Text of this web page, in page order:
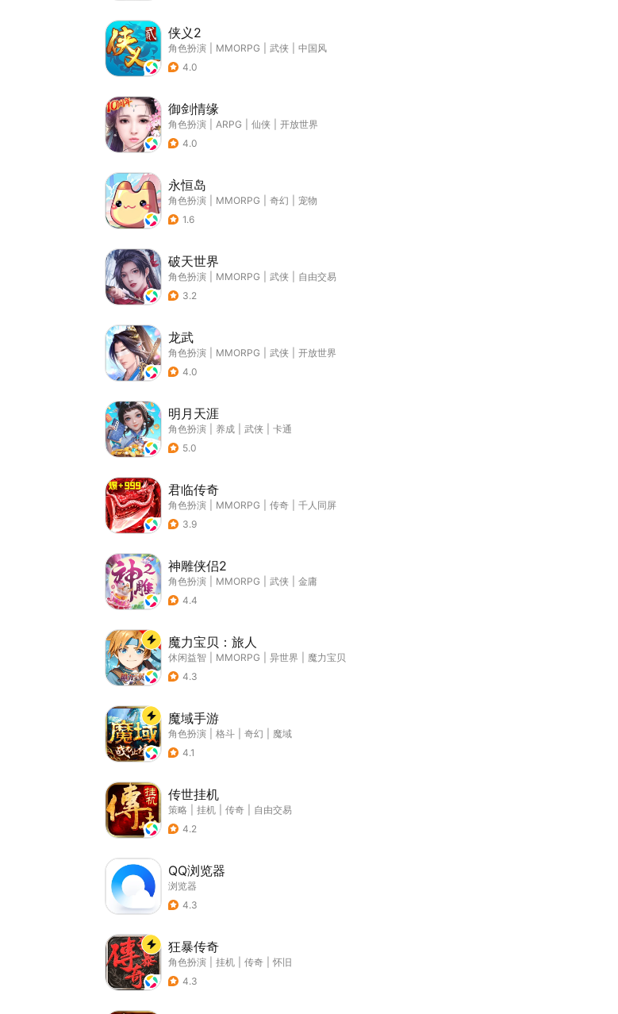
侠义2
角色扮演 MMORPG 武侠
中国风
4.0
御剑情缘
角色扮演 ARPG 仙侠
开放世界
4.0
永恒岛
角色扮演 MMORPG 奇幻
宠物
1.6
破天世界
角色扮演 MMORPG 武侠
自由交易
3.2
龙武
角色扮演 MMORPG 武侠
开放世界
4.0
明月天涯
角色扮演 养成 武侠
卡通
5.0
君临传奇
角色扮演 MMORPG 传奇
千人同屏
3.9
神雕侠侣2
角色扮演 MMORPG 武侠
金庸
4.4
魔力宝贝：旅人
休闲益智 MMORPG 异世界
魔力宝贝
4.3
魔域手游
角色扮演 格斗 奇幻
魔域
4.1
传世挂机
策略 挂机 传奇
自由交易
4.2
QQ浏览器
浏览器
4.3
狂暴传奇
角色扮演 挂机 传奇
怀旧
4.3